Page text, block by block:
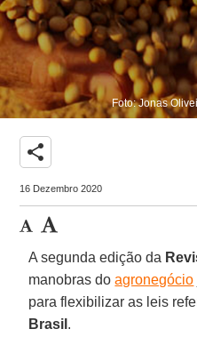
Foto: Jonas
share
16 Dezembro 2020
A segunda edição da
manobras doagronegócio
para flexibilizar as leis
Brasil .